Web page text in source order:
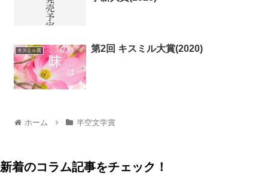
キスミル賞 第2回 キスミル大賞(2020)
ホーム 半空文学賞
新着のコラム記事をチェック！